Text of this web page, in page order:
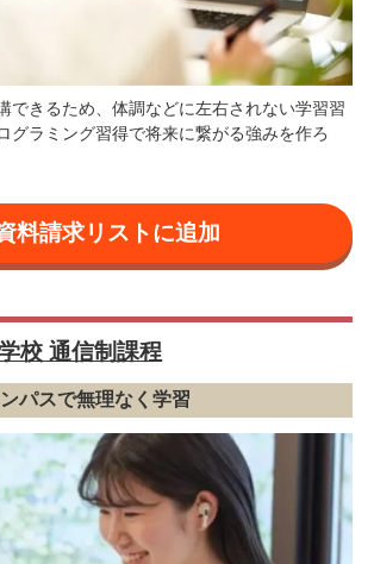
できるため、体調などに左右されない学習習
グラミング習得で将来に繋がる強みを作ろ
校 通信制課程
パスで無理なく学習